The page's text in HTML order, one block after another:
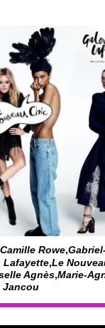
Camille Rowe,
Lafayette,Le
Agnès,Marie-
Jancou